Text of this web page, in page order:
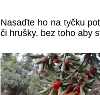
Nasaďte ho na tyčku
či hrušky, bez toho aby